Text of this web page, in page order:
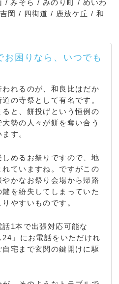
/ みそら / みのり町 / めいわ
岡 / 四街道 / 鹿放ケ丘 / 和
お困りなら、いつでも
れるのが、和良比はだか
の寺祭として有名です。
と、餅投げという恒例の
勢の人々が餅を奪い合う
す。
めるお祭りですので、地
ていますね。ですがこの
かなお祭り会場から帰路
を紛失してしまっていた
やすいものです。
1本で出張対応可能な
24」にお電話をいただけれ
宅まで玄関の鍵開けに駆